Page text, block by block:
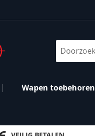
Wapen toebehoren